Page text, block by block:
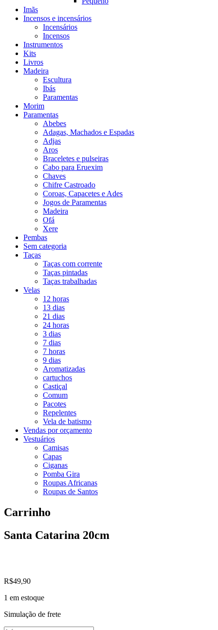
Imãs
Incensos e incensários
Incensários
Incensos
Instrumentos
Kits
Livros
Madeira
Escultura
Ibás
Paramentas
Morim
Paramentas
Abebes
Adagas, Machados e Espadas
Adjas
Aros
Braceletes e pulseiras
Cabo para Eruexim
Chaves
Chifre Castroado
Coroas, Capacetes e Ades
Jogos de Paramentas
Madeira
Ofá
Xere
Pembas
Sem categoria
Taças
Taças com corrente
Taças pintadas
Taças trabalhadas
Velas
12 horas
13 dias
21 dias
24 horas
3 dias
7 dias
7 horas
9 dias
Aromatizadas
cartuchos
Castiçal
Comum
Pacotes
Repelentes
Vela de batismo
Vendas por orçamento
Vestuários
Camisas
Capas
Ciganas
Pomba Gira
Roupas Africanas
Roupas de Santos
Carrinho
Santa Catarina 20cm
R$49,90
1 em estoque
Simulação de frete